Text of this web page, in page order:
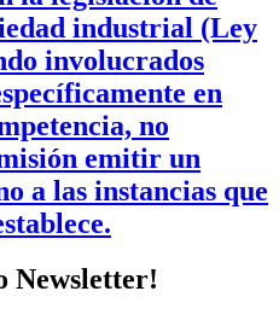
industrial (Ley
involucrados
en
no
emitir un
a las instancias que
Newsletter!